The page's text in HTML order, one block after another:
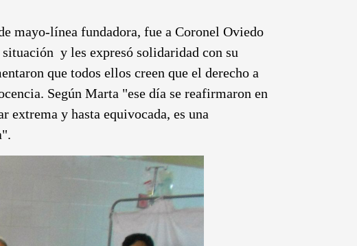
mayo-línea fundadora, fue a Coronel Oviedo
y les expresó solidaridad con su
que todos ellos creen que el derecho a
Según Marta "ese día se reafirmaron en
extrema y hasta equivocada, es una